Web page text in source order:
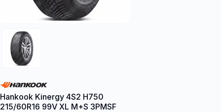
Hankook Kinergy 4S2 H750
215/60R16 99V XL M+S 3PMSF